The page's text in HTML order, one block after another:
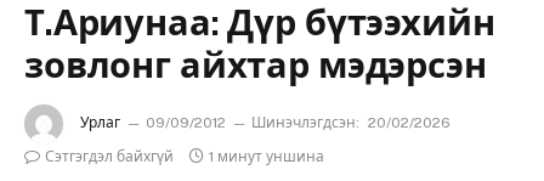
Т.Ариунаа: Дүр бүтээхийн
зовлонг айхтар мэдэрсэн
Урлаг 09/09/2012 Шинэчлэгдсэн: 20/02/2026
Сэтгэгдэл байхгүй
1 минут уншина